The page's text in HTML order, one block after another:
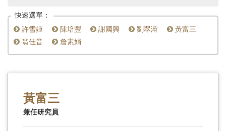
快速選單：
許雪姬
陳培豐 謝國興 劉翠溶
黃富三
翁佳音
詹素娟
黃富三
兼任研究員